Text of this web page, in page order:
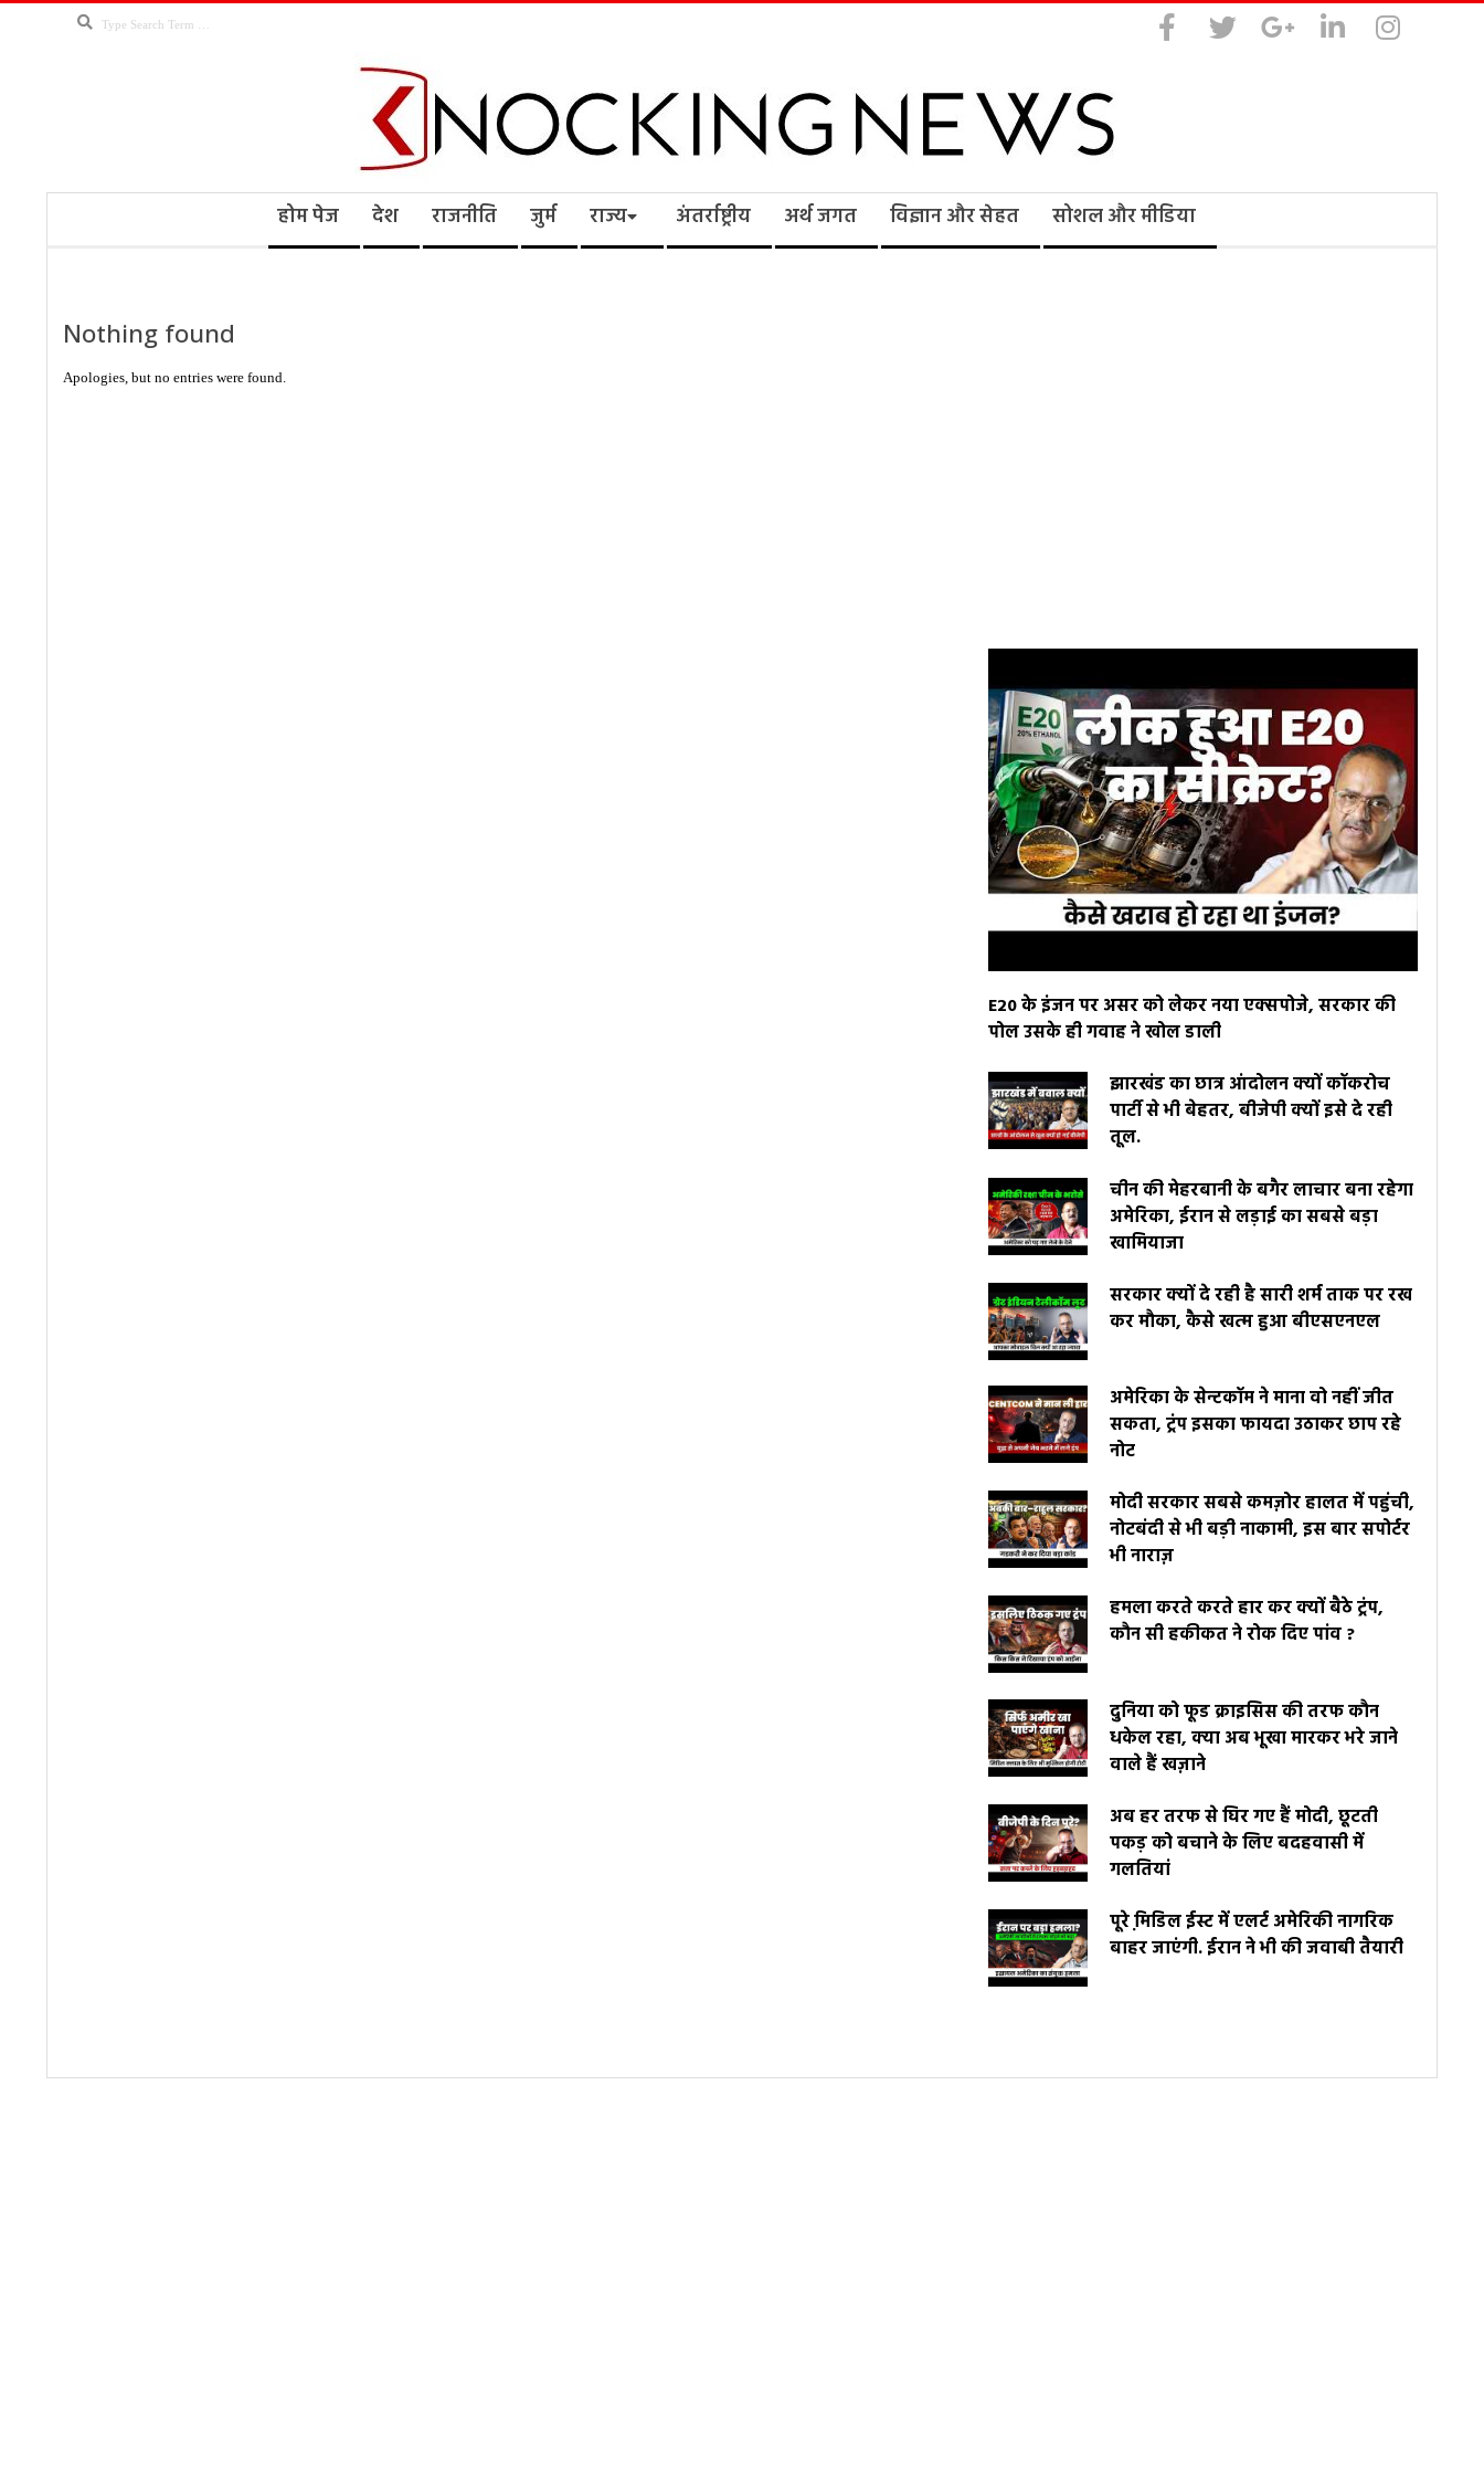
Search
Knocking
होम पेज देश राजनीति जुर्म राज्य अंतर्राष्ट्रीय अर्थ जगत विज्ञान और सेहत सोशल और मीडिया
Nothing found
Apologies, but no entries were found.
E20 के इंजन पर असर को लेकर नया एक्सपोजे, सरकार की
पोल उसके ही गवाह ने खोल डाली
झारखंड का छात्र आंदोलन क्यों कॉकरोच
पार्टी से भी बेहतर, बीजेपी क्यों इसे दे रही
तूल.
चीन की मेहरबानी के बगैर लाचार बना रहेगा
अमेरिका, ईरान से लड़ाई का सबसे बड़ा
खामियाजा
सरकार क्यों दे रही है सारी शर्म ताक पर रख
कर मौका, कैसे खत्म हुआ बीएसएनएल
अमेरिका के सेन्टकॉम ने माना वो नहीं जीत
सकता, ट्रंप इसका फायदा उठाकर छाप रहे
नोट
मोदी सरकार सबसे कमज़ोर हालत में पहुंची,
नोटबंदी से भी बड़ी नाकामी, इस बार सपोर्टर
भी नाराज़
हमला करते करते हार कर क्यों बैठे ट्रंप,
कौन सी हकीकत ने रोक दिए पांव ?
दुनिया को फूड क्राइसिस की तरफ कौन
धकेल रहा, क्या अब भूखा मारकर भरे जाने
वाले हैं खज़ाने
अब हर तरफ से घिर गए हैं मोदी, छूटती
पकड़ को बचाने के लिए बदहवासी में
गलतियां
पूरे मि़डिल ईस्ट में एलर्ट अमेरिकी नागरिक
बाहर जाएंगी. ईरान ने भी की जवाबी तैयारी